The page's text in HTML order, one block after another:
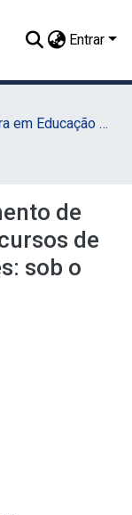
Entrar
Licenciatura em Educação Física (Sede)
de
de
sob o